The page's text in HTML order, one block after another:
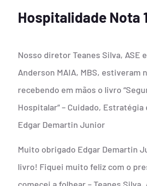
Hospitalidade Nota
Nosso diretor Teanes Silva, ASE
Anderson MAIA, MBS, estiveram
recebendo em mãos o livro
Hospitalar” – Cuidado, Estratégia
Edgar Demartin Junior
Muito obrigado Edgar Demartin
livro! Fiquei muito feliz com o